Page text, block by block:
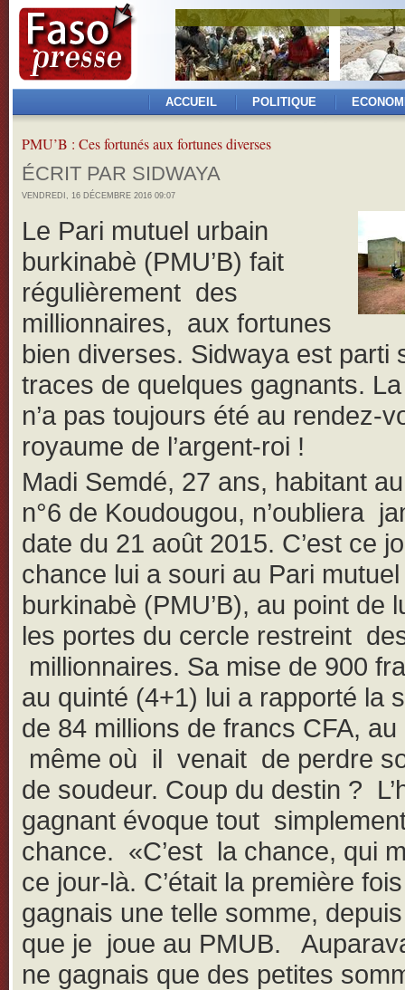
ACCUEIL POLITIQUE
PMU’B : Ces fortunés aux fortunes diverses
ÉCRIT PAR SIDWAYA
VENDREDI, 16 DÉCEMBRE 2016 09:07
Le Pari mutuel urbain
burkinabè (PMU’B) fait
régulièrement des
millionnaires, aux fortunes
bien diverses. Sidwaya est parti
traces de quelques gagnants.
n’a pas toujours été au rendez-
royaume de l’argent-roi !
Madi Semdé, 27 ans, habitant
n°6 de Koudougou, n’oubliera
date du 21 août 2015. C’est ce
chance lui a souri au Pari
burkinabè (PMU’B), au point de
les portes du cercle restreint
millionnaires. Sa mise de 900
au quinté (4+1) lui a rapporté la
de 84 millions de francs CFA,
même où il venait de perdre
de soudeur. Coup du destin ?
gagnant évoque tout
chance. «C’est la chance, qui
ce jour-là. C’était la première
gagnais une telle somme,
que je joue au PMUB.
ne gagnais que des petites